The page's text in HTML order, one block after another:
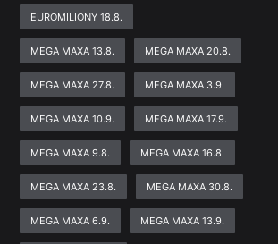
EUROMILIONY 18.8.
MEGA MAXA 13.8. MEGA MAXA 20.8.
MEGA MAXA 27.8. MEGA MAXA 3.9.
MEGA MAXA 10.9. MEGA MAXA 17.9.
MEGA MAXA 9.8. MEGA MAXA 16.8.
MEGA MAXA 23.8. MEGA MAXA 30.8.
MEGA MAXA 6.9. MEGA MAXA 13.9.